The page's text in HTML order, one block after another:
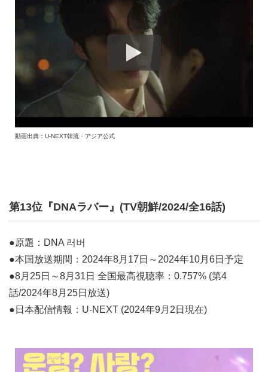
動画出典：U-NEXT韓流・アジア公式
第13位『DNAラバー』(TV朝鮮/2024/全16話)
●原題：DNA 러버
●本国放送期間：2024年8月17日～2024年10月6日予定
●8月25日～8月31日 全国最高視聴率：0.757% (第4
話/2024年8月25日放送)
●日本配信情報：U-NEXT (2024年9月2日現在)